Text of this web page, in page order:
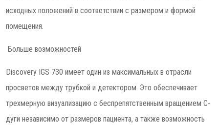
исходных положений в соответствии с размером и формой
помещения.
Больше возможностей
Discovery IGS 730 имеет один из максимальных в отрасли
просветов между трубкой и детектором. Это обеспечивает
трехмерную визуализацию с беспрепятственным вращением С-
дуги независимо от размеров пациента, а также возможность